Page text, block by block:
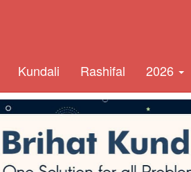
Kundali Rashifal 2026